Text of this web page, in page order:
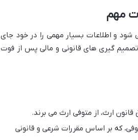
مهم
و اطلاعات بسیار مهمی را در خود جای
گیری های قانونی و مالی پس از فوت
ارث، از متوفی ارث می برند.
که بر اساس مقررات شرعی و قانونی